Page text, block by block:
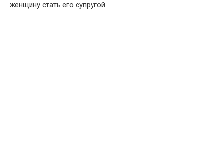
женщину стать его супругой.